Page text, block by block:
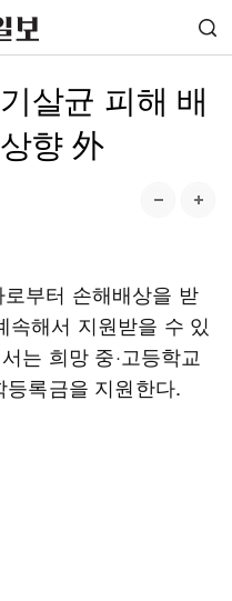
살균 피해 배
향 外
부터 손해배상을 받
속해서 지원받을 수 있
는 희망 중·고등학교
록금을 지원한다.